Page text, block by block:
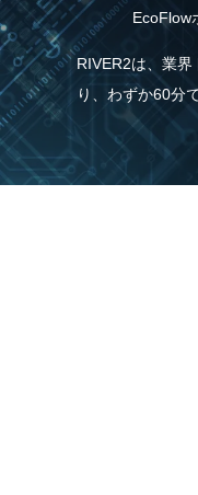
ブ
ー
EcoFlow
RIVER2は、業
り、わずか60分
れは、一般的な
く、従来モデル
現しました。急